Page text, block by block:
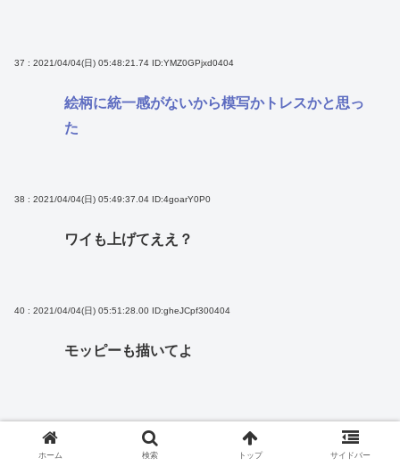
37 : 2021/04/04(日) 05:48:21.74 ID:YMZ0GPjxd0404
絵柄に統一感がないから模写かトレスかと思っ
た
38 : 2021/04/04(日) 05:49:37.04 ID:4goarY0P0
ワイも上げてええ？
40 : 2021/04/04(日) 05:51:28.00 ID:gheJCpf300404
モッピーも描いてよ
なんJ 絵・イラスト
ホーム 検索 トップ サイドバー